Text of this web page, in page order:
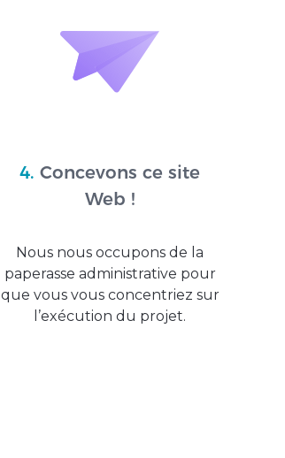
4. Concevons ce site
Web !
Nous nous occupons de la
paperasse administrative pour
que vous vous concentriez sur
l’exécution du projet.